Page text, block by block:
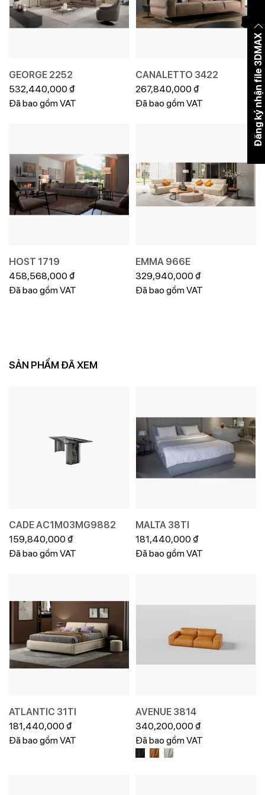
GEORGE 2252
532,440,000 ₫
Đã bao gồm VAT
CANALETTO 3422
267,840,000 ₫
Đã bao gồm VAT
HOST 1719
458,568,000 ₫
Đã bao gồm VAT
EMMA 966E
329,940,000 ₫
Đã bao gồm VAT
SẢN PHẨM ĐÃ XEM
CADE AC1M03MG9882
159,840,000 ₫
Đã bao gồm VAT
MALTA 38TI
181,440,000 ₫
Đã bao gồm VAT
ATLANTIC 31TI
181,440,000 ₫
Đã bao gồm VAT
AVENUE 3814
340,200,000 ₫
Đã bao gồm VAT
Đăng ký nhận file 3DMAX